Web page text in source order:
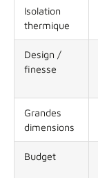
Isolation
thermique
Design /
finesse
Grandes
dimensions
Budget